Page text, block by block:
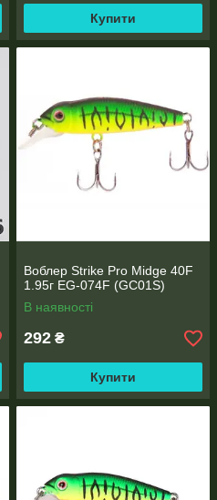
Купити
Воблер Strike Pro Midge 40F
1.95г EG-074F (GC01S)
В наявності
292 ₴
Купити